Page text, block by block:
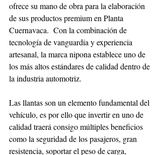
ofrece su mano de obra para la elaboración
de sus productos premium en Planta
Cuernavaca.  Con la combinación de
tecnología de vanguardia y experiencia
artesanal, la marca nipona establece uno de
los más altos estándares de calidad dentro de
la industria automotriz.
Las llantas son un elemento fundamental del
vehículo, es por ello que invertir en uno de
calidad traerá consigo múltiples beneficios
como la seguridad de los pasajeros, gran
resistencia, soportar el peso de carga,